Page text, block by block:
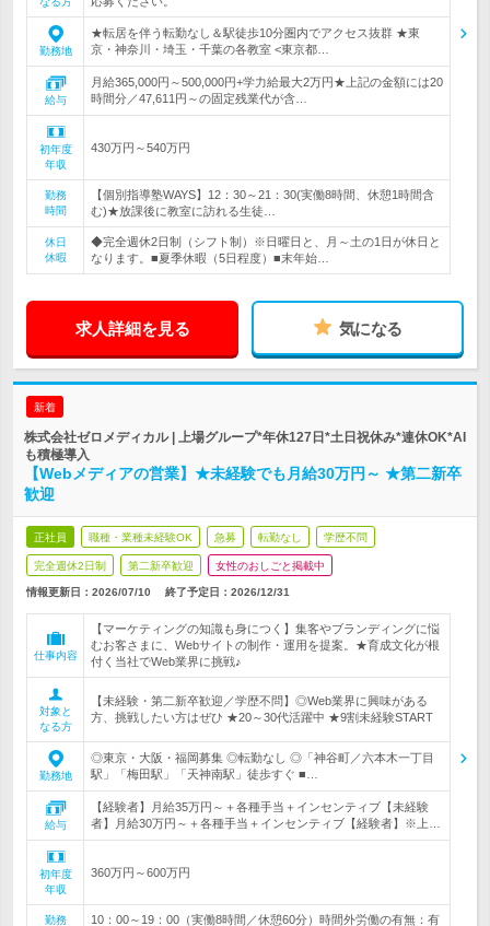
勤務地
★転居を伴う転勤なし＆駅徒歩10分圏内でアクセス抜群 ★東
京・神奈川・埼玉・千葉の各教室 <東京都…
給与
月給365,000円～500,000円+学力給最大2万円★上記の金額には20
時間分／47,611円～の固定残業代が含…
初年度
年収
430万円～540万円
勤務
時間
【個別指導塾WAYS】12：30～21：30(実働8時間、休憩1時間含
む)★放課後に教室に訪れる生徒…
休日
休暇
◆完全週休2日制（シフト制）※日曜日と、月～土の1日が休日と
なります。■夏季休暇（5日程度）■末年始…
求人詳細を見る 気になる
新着
株式会社ゼロメディカル | 上場グループ*年休127日*土日祝休み*連休OK*AI
も積極導入
【Webメディアの営業】★未経験でも月給30万円～ ★第二新卒
歓迎
正社員 職種・業種未経験OK 急募 転勤なし 学歴不問
完全週休2日制 第二新卒歓迎 女性のおしごと掲載中
情報更新日：2026/07/10 終了予定日： 2026/12/31
仕事内容
【マーケティングの知識も身につく】集客やブランディングに悩
むお客さまに、Webサイトの制作・運用を提案。★育成文化が根
付く当社でWeb業界に挑戦♪
対象と
なる方
【未経験・第二新卒歓迎／学歴不問】◎Web業界に興味がある
方、挑戦したい方はぜひ ★20～30代活躍中 ★9割未経験START
勤務地
◎東京・大阪・福岡募集 ◎転勤なし ◎「神谷町／六本木一丁目
駅」「梅田駅」「天神南駅」徒歩すぐ ■…
給与
【経験者】月給35万円～＋各種手当＋インセンティブ【未経験
者】月給30万円～＋各種手当＋インセンティブ【経験者】※上…
初年度
年収
360万円～600万円
勤務
10：00～19：00（実働8時間／休憩60分）時間外労働の有無：有